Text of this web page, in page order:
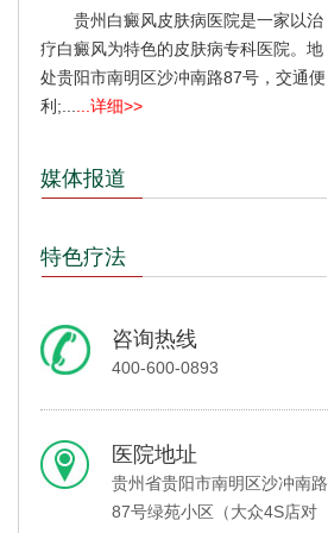
贵州白癜风皮肤病医院是一家以治
疗白癜风为特色的皮肤病专科医院。地
处贵阳市南明区沙冲南路87号，交通便
利;...
...详细>>
媒体报道
特色疗法
咨询热线
400-600-0893
医院地址
贵州省贵阳市南明区沙冲南路
87号绿苑小区（大众4S店对